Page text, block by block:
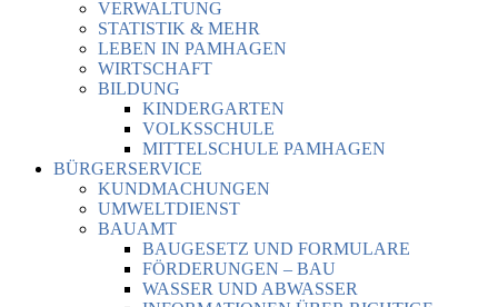
VERWALTUNG
STATISTIK & MEHR
LEBEN IN PAMHAGEN
WIRTSCHAFT
BILDUNG
KINDERGARTEN
VOLKSSCHULE
MITTELSCHULE PAMHAGEN
BÜRGERSERVICE
KUNDMACHUNGEN
UMWELTDIENST
BAUAMT
BAUGESETZ UND FORMULARE
FÖRDERUNGEN – BAU
WASSER UND ABWASSER